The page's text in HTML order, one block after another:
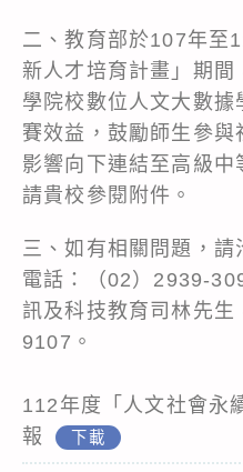
二、教育部於107年至
新人才培育計畫」期
學院校數位人文大數
賽效益，鼓勵師生參
影響向下連結至高級中
請貴校參閱附件。
三、如有相關問題，請
電話：（02）2939-
訊及科技教育司林先
9107。
112年度「人文社會永
報
下載